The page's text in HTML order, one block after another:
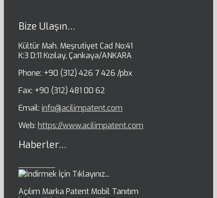
Bize Ulaşın…
Kültür Mah. Meşrutiyet Cad No:41
K:3 D:11 Kızılay, Çankaya/ANKARA
Phone: +90 (312) 426 7 426 /pbx
Fax: +90 (312) 481 00 62
Email: info@acilimpatent.com
Web: https://www.acilimpatent.com
Haberler…
Açılım Marka Patent Mobil Tanıtım